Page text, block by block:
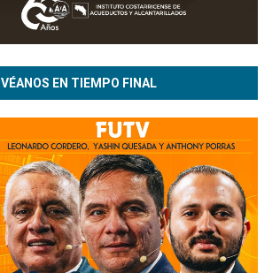
VÉANOS EN TIEMPO FINAL